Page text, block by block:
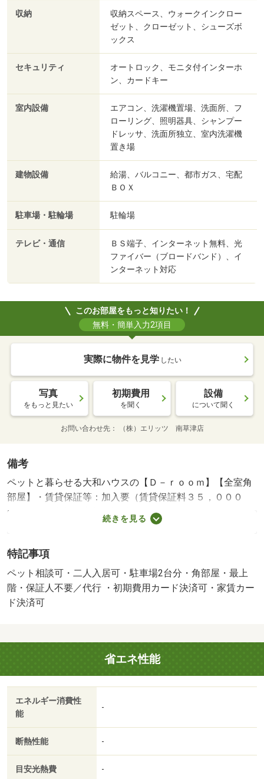
収納
収納スペース、ウォークインクロー
ゼット、クローゼット、シューズボ
ックス
セキュリティ
オートロック、モニタ付インターホ
ン、カードキー
室内設備
エアコン、洗濯機置場、洗面所、フ
ローリング、照明器具、シャンプー
ドレッサ、洗面所独立、室内洗濯機
置き場
建物設備
給湯、バルコニー、都市ガス、宅配
ＢＯＸ
駐車場・駐輪場 駐輪場
テレビ・通信
ＢＳ端子、インターネット無料、光
ファイバー（ブロードバンド）、イ
ンターネット対応
このお部屋をもっと知りたい！
無料・簡単入力2項目
実際に物件を見学 したい
写真
をもっと見たい
初期費用
を聞く
設備
について聞く
お問い合わせ先 （株）エリッツ 南草津店
備考
ペットと暮らせる大和ハウスの【Ｄ－ｒｏｏｍ】【全室角
部屋】・賃貸保証等：加入要（賃貸保証料３５，０００
円）・維持費等：家賃保証料１，９６５円／月・ペット条
件：小型犬可／猫可・全室エアコン、照明器具付き。京阪
１０分以内で利用できます。宅配ボックスやオートロック
など人気設備が充実です。・バイク置場：なし・駐輪場：
有/鍵交換費用 16500円/ﾊｳｽｸﾘｰﾆﾝｸﾞ 82500円/その他 2750
円
続きを見る
特記事項
ペット相談可・二人入居可・駐車場2台分・角部屋・最上
階・保証人不要／代行 ・初期費用カード決済可・家賃カー
ド決済可
省エネ性能
エネルギー消費性
能
-
断熱性能 -
目安光熱費 -